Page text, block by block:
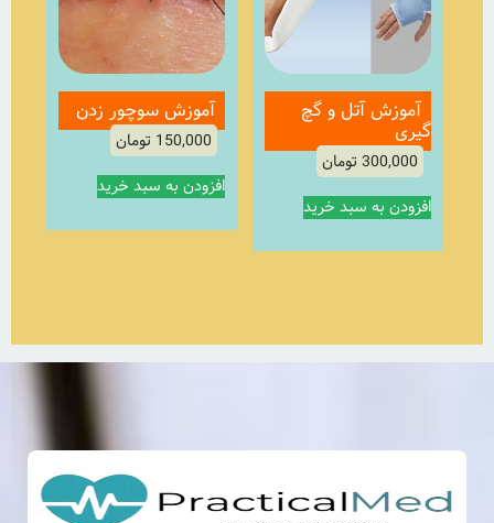
آموزش آتل و گچ
گیری
300,000 تومان
افزودن به سبد خرید
آموزش سوچور زدن
150,000 تومان
افزودن به سبد خرید